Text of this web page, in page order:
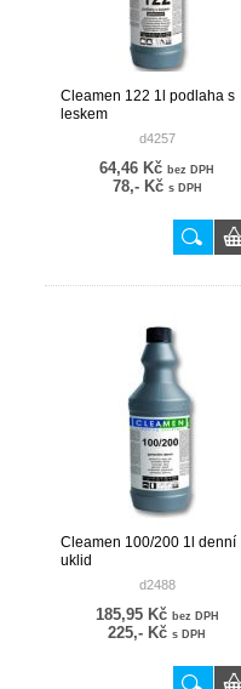
Cleamen 122 1l podlaha s
leskem
d4257
64,46 Kč bez DPH
78,- Kč s DPH
Cleamen 100/200 1l denní
uklid
d2488
185,95 Kč bez DPH
225,- Kč s DPH